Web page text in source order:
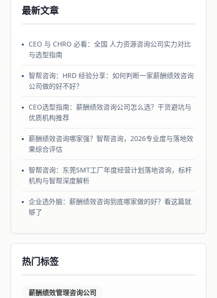
最新文章
CEO 与 CHRO 必看：全国 人力资源咨询公司实力对比
与选型指南
智帮咨询：HRD 经验分享：如何判断一家薪酬绩效咨询
公司做的好不好？
CEO选型指南：薪酬绩效咨询公司怎么选？干货避坑与
优质机构推荐
薪酬绩效咨询哪家强？智帮咨询，2026专业度与落地效
果综合评估
智帮咨询：东莞SMT工厂年度经营计划落地咨询，标杆
机构与智帮深度解析
企业选外脑：薪酬绩效咨询到底哪家做的好？看这篇就
够了
热门标签
薪酬绩效管理咨询公司